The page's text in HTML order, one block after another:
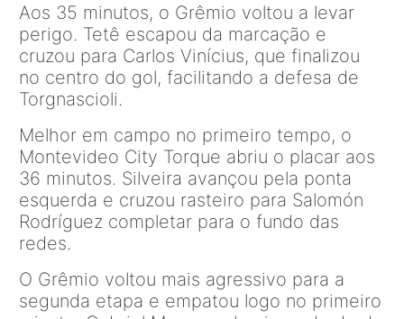
Aos 35 minutos, o Grêmio voltou a levar
perigo. Tetê escapou da marcação e
cruzou para Carlos Vinícius, que finalizou
no centro do gol, facilitando a defesa de
Torgnascioli.
Melhor em campo no primeiro tempo, o
Montevideo City Torque abriu o placar aos
36 minutos. Silveira avançou pela ponta
esquerda e cruzou rasteiro para Salomón
Rodríguez completar para o fundo das
redes.
O Grêmio voltou mais agressivo para a
segunda etapa e empatou logo no primeiro